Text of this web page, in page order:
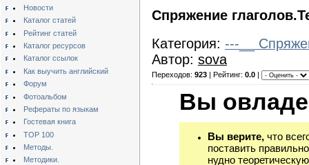
Новости
Каталог статей
Рейтинг статей
Каталог ресурсов
Каталог ссылок
Как выучить английский
Форум
Фотоальбом
Рефераты по языкам
Гостевая книга
TOP 100
Методы.
Методики.
Спряжение глаголов.
Категория: ---__
Автор: sova
Переходов: 923 | Рейтинг: 0.0 |
Вы
Вы верите, что
поставить
нудно